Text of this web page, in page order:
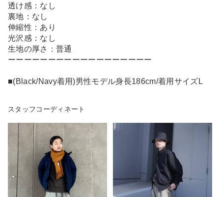
透け感：なし
裏地：なし
伸縮性：あり
光沢感：なし
生地の厚さ：普通
ーーーーーーーーーーーーーーーーーー
■(Black/Navy着用)男性モデル身長186cm/着用サイズL
スタッフコーディネート